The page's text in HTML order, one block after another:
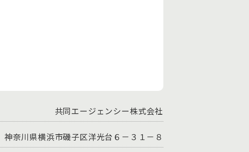
共同エージェンシー株式会社
奈川県横浜市磯子区洋光台６－３１－８